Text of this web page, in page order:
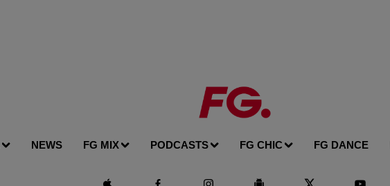
NEWS FG MIX PODCASTS FG CHIC FG DANCE